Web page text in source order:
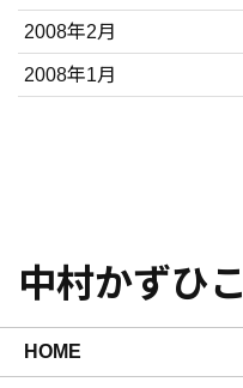
2008年2月
2008年1月
中村かずひこ
HOME